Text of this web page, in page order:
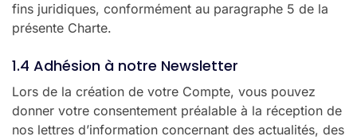
fins juridiques, conformément au paragraphe 5 de la
présente Charte.
1.4 Adhésion à notre Newsletter
Lors de la création de votre Compte, vous pouvez
donner votre consentement préalable à la réception de
nos lettres d’information concernant des actualités, des